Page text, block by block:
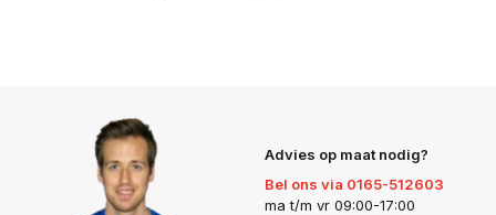
Advies op maat nodig?
Bel ons via 0165-512603
ma t/m vr 09:00-17:00